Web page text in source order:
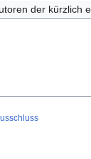
der kürzlich